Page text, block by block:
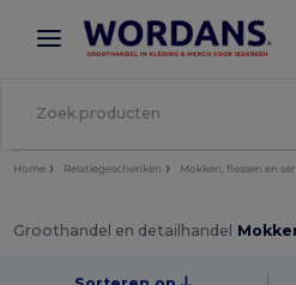
× Wordans-app
Betere prijzen in de app!
Home Relatiegeschenken Mokken, flessen en
Groothandel en detailhandel